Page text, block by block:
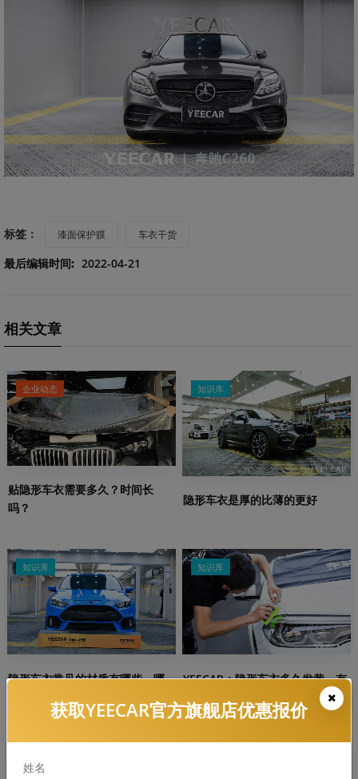
标签： 漆面保护膜 车衣干货
最后编辑时间: 2022-04-21
相关文章
企业动态
贴隐形车衣需要多久？时间长
吗？
知识库
隐形车衣是厚的比薄的更好
知识库
隐形车衣常见的材质有哪些，哪
知识库
YEECAR：隐形车衣多久发黄，有
什么解决办法
获取YEECAR官方旗舰店优惠报价
姓名